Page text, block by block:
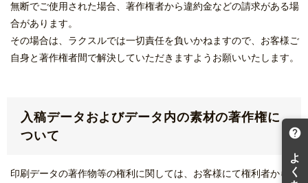
無断でご使用された場合、著作権者から違約金などの請求がある場
合があります。
その場合は、ラクスルでは一切責任を負いかねますので、お客様ご
自身と著作権者間で解決していただきますようお願いいたします。
入稿データおよびデータ内の素材の著作権に
ついて
印刷データの著作物等の権利に関しては、お客様にて権利者からの